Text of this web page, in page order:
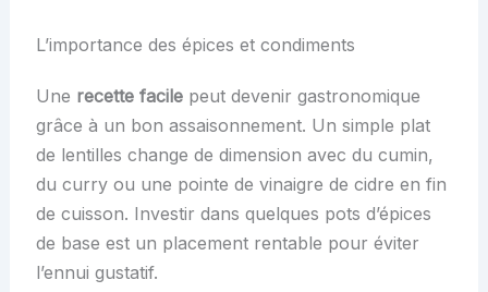
L’importance des épices et condiments
Une recette facilepeut devenir gastronomique
grâce à un bon assaisonnement. Un simple plat
de lentilles change de dimension avec du cumin,
du curry ou une pointe de vinaigre de cidre en fin
de cuisson. Investir dans quelques pots d’épices
de base est un placement rentable pour éviter
l’ennui gustatif.